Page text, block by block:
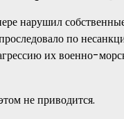
нарушил
по
их военно-
не приводится.